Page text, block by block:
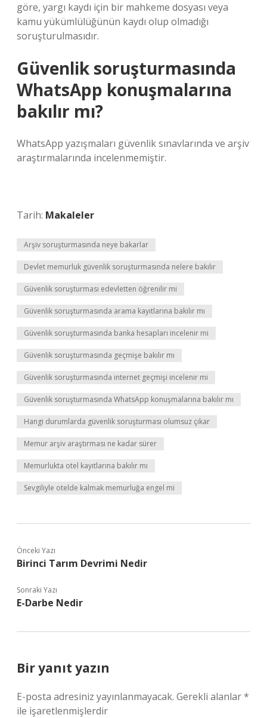
göre, yargı kaydı için bir mahkeme dosyası veya
kamu yükümlülüğünün kaydı olup olmadığı
soruşturulmasıdır.
Güvenlik soruşturmasında
WhatsApp konuşmalarına
bakılır mı?
WhatsApp yazışmaları güvenlik sınavlarında ve arşiv
araştırmalarında incelenmemiştir.
Tarih: Makaleler
Arşiv soruşturmasında neye bakarlar
Devlet memurluk güvenlik soruşturmasında nelere bakılır
Güvenlik soruşturması edevletten öğrenilir mi
Güvenlik soruşturmasında arama kayıtlarına bakılır mı
Güvenlik soruşturmasında banka hesapları incelenir mi
Güvenlik soruşturmasında geçmişe bakılır mı
Güvenlik soruşturmasında internet geçmişi incelenir mi
Güvenlik soruşturmasında WhatsApp konuşmalarına bakılır mı
Hangi durumlarda güvenlik soruşturması olumsuz çıkar
Memur arşiv araştırması ne kadar sürer
Memurlukta otel kayıtlarına bakılır mı
Sevgiliyle otelde kalmak memurluğa engel mi
Önceki Yazı
Birinci Tarım Devrimi Nedir
Sonraki Yazı
E-Darbe Nedir
Bir yanıt yazın
E-posta adresiniz yayınlanmayacak. Gerekli alanlar*
ile işaretlenmişlerdir